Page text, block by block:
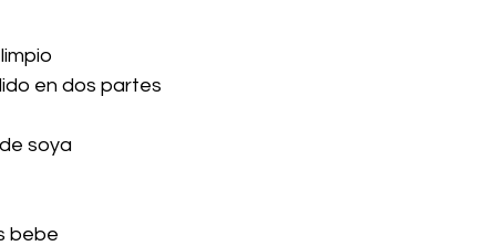
en dos partes
soya
bebe